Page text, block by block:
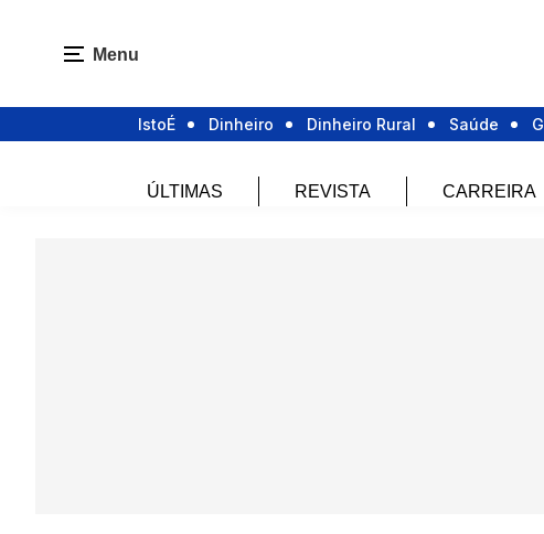
Menu
IstoÉ Dinheiro Dinheiro Rural Saúde
ÚLTIMAS REVISTA CARREIRA